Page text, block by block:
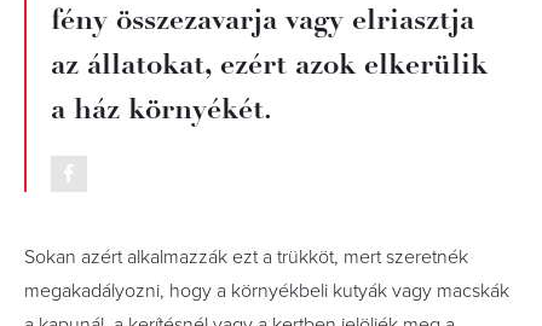
fény összezavarja vagy elriasztja
az állatokat, ezért azok elkerülik
a ház környékét.
Sokan azért alkalmazzák ezt a trükköt, mert szeretnék
megakadályozni, hogy a környékbeli kutyák vagy macskák